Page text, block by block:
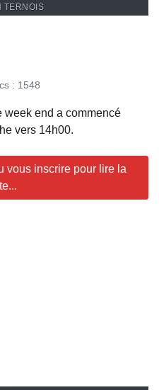
TERNOIS
: 1548
week end a commencé
vers 14h00.
vous inscrire pour lire la